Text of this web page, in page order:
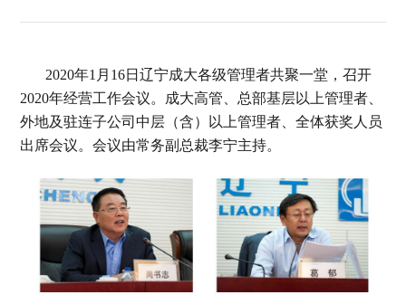
2020年1月16日辽宁成大各级管理者共聚一堂，召开
2020年经营工作会议。成大高管、总部基层以上管理者、
外地及驻连子公司中层（含）以上管理者、全体获奖人员
出席会议。会议由常务副总裁李宁主持。